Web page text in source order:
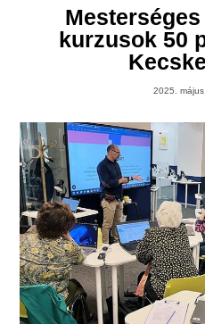
kurzusok 50
2025.